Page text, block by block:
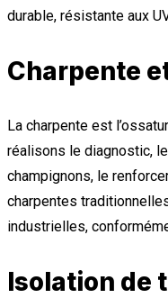
durable, résistante aux
Charpente
La charpente est
réalisons le diagnostic,
champignons, le
charpentes
industrielles,
Isolation de